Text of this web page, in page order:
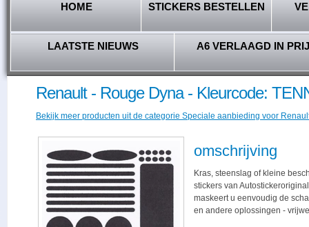
HOME STICKERS BESTELLEN
LAATSTE NIEUWS A6 VERLAAGD IN
Renault - Rouge Dyna - Kleurcode:
Bekijk meer producten uit de categorie Speciale aanbieding voor
omschrijving
Kras, steenslag of kleine
stickers van
maskeert u eenvoudig de
en andere oplossingen -